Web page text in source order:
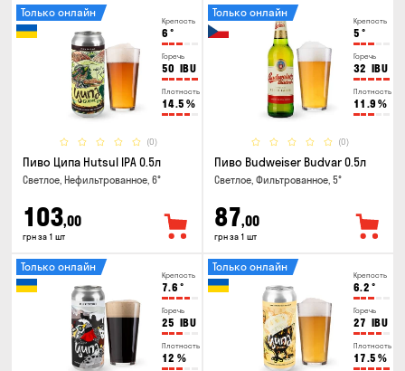
Крепость
6 °
Горечь
50 IBU
Плотность
14.5 %
(0)
Только онлайн
Пиво Ципа Hutsul IPA 0.5л
Светлое, Нефильтрованное, 6°
103,00
грн за 1 шт
Крепость
5 °
Горечь
32 IBU
Плотность
11.9 %
(0)
Только онлайн
Пиво Budweiser Budvar 0.5л
Светлое, Фильтрованное, 5°
87,00
грн за 1 шт
Крепость
7.6 °
Горечь
25 IBU
Плотность
12 %
Только онлайн
Крепость
6.2 °
Горечь
27 IBU
Плотность
17.5 %
Только онлайн